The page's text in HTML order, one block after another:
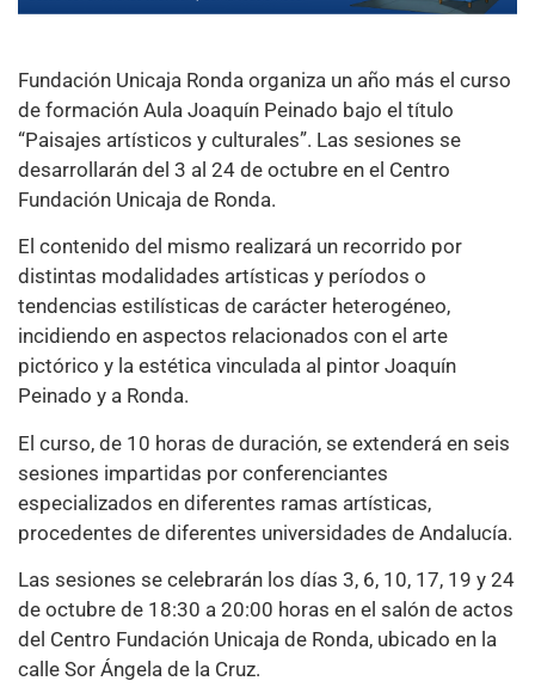
Fundación Unicaja Ronda organiza un año más el curso
de formación Aula Joaquín Peinado bajo el título
“Paisajes artísticos y culturales”. Las sesiones se
desarrollarán del 3 al 24 de octubre en el Centro
Fundación Unicaja de Ronda.
El contenido del mismo realizará un recorrido por
distintas modalidades artísticas y períodos o
tendencias estilísticas de carácter heterogéneo,
incidiendo en aspectos relacionados con el arte
pictórico y la estética vinculada al pintor Joaquín
Peinado y a Ronda.
El curso, de 10 horas de duración, se extenderá en seis
sesiones impartidas por conferenciantes
especializados en diferentes ramas artísticas,
procedentes de diferentes universidades de Andalucía.
Las sesiones se celebrarán los días 3, 6, 10, 17, 19 y 24
de octubre de 18:30 a 20:00 horas en el salón de actos
del Centro Fundación Unicaja de Ronda, ubicado en la
calle Sor Ángela de la Cruz.